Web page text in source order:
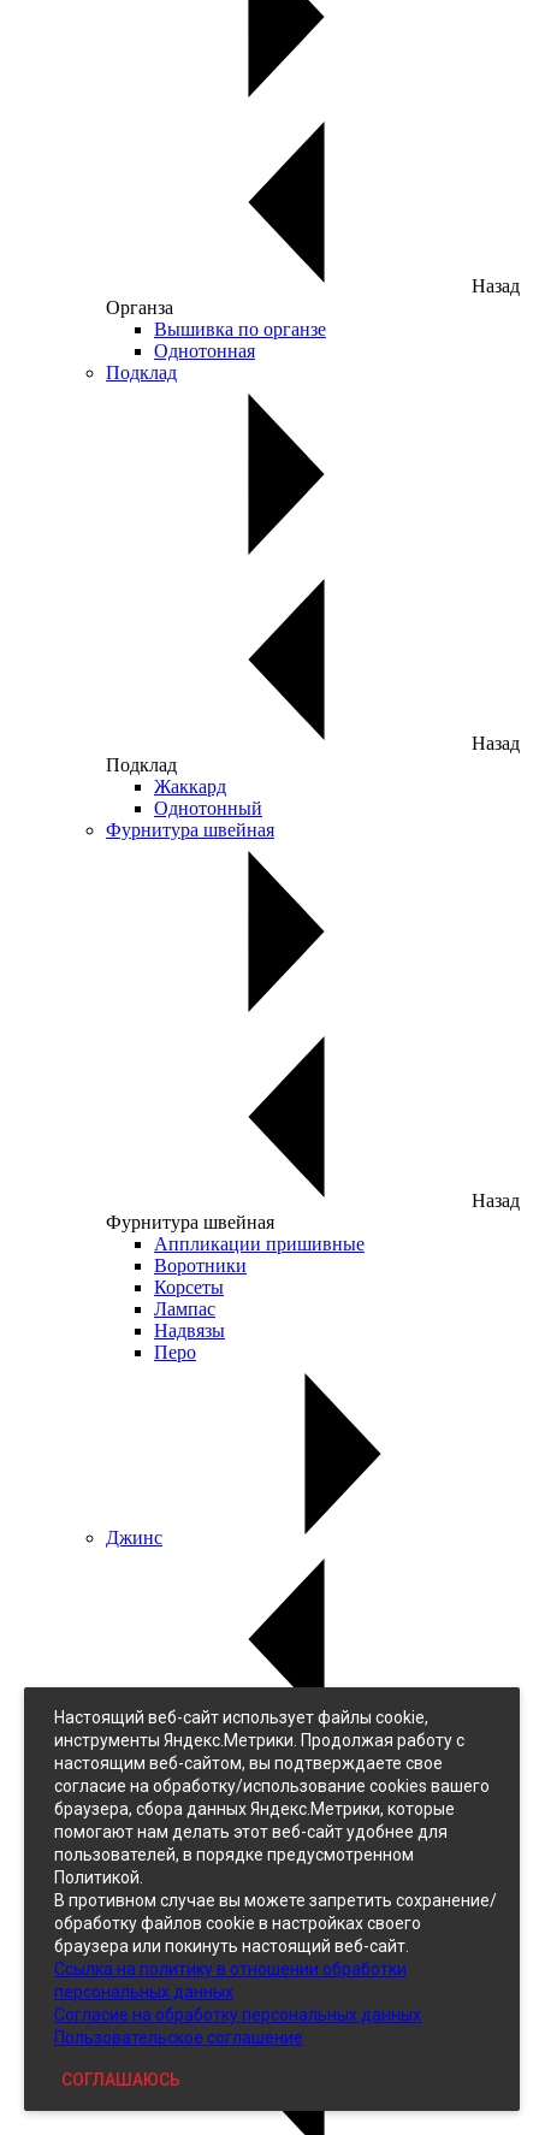
Назад
Органза
Вышивка по органзе
Однотонная
Подклад
Назад
Подклад
Жаккард
Однотонный
Фурнитура швейная
Назад
Фурнитура швейная
Аппликации пришивные
Воротники
Корсеты
Лампас
Надвязы
Перо
Джинс
Джинс
Однотонный
Принтованный
Кожзам
Настоящий веб-сайт использует файлы cookie,
инструменты Яндекс.Метрики. Продолжая работу с
настоящим веб-сайтом, вы подтверждаете свое
согласие на обработку/использование cookies вашего
браузера, сбора данных Яндекс.Метрики, которые
помогают нам делать этот веб-сайт удобнее для
пользователей, в порядке предусмотренном
Политикой.
В противном случае вы можете запретить сохранение/
обработку файлов cookie в настройках своего
браузера или покинуть настоящий веб-сайт.
Ссылка на политику в отношении обработки
персональных данных
Согласие на обработку персональных данных
Пользовательское соглашение
СОГЛАШАЮСЬ